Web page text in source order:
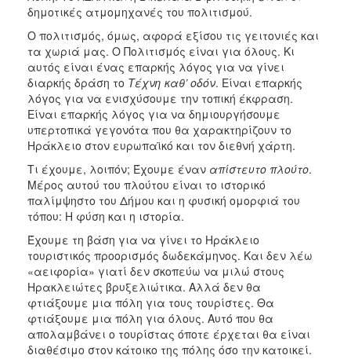
δημοτικές ατμομηχανές του πολιτισμού.
Ο πολιτισμός, όμως, αφορά εξίσου τις γειτονιές και
τα χωριά μας. Ο Πολιτισμός είναι για όλους. Κι
αυτός είναι ένας επαρκής λόγος για να γίνει
διαρκής δράση το Τέχνη καθ’ οδόν. Είναι επαρκής
λόγος για να ενισχύσουμε την τοπική έκφραση.
Είναι επαρκής λόγος για να δημιουργήσουμε
υπερτοπικά γεγονότα που θα χαρακτηρίζουν το
Ηράκλειο στον ευρωπαϊκό και τον διεθνή χάρτη.
Τι έχουμε, λοιπόν; Έχουμε έναν απίστευτο πλούτο.
Μέρος αυτού του πλούτου είναι το ιστορικό
παλίμψηστο του Δήμου και η φυσική ομορφιά του
τόπου: Η φύση και η ιστορία.
Έχουμε τη βάση για να γίνει το Ηράκλειο
τουριστικός προορισμός δωδεκάμηνος. Και δεν λέω
«αειφορία» γιατί δεν σκοπεύω να μιλώ στους
Ηρακλειώτες βρυξελιώτικα. Αλλά δεν θα
φτιάξουμε μια πόλη για τους τουρίστες. Θα
φτιάξουμε μια πόλη για όλους. Αυτό που θα
απολαμβάνει ο τουρίστας όποτε έρχεται θα είναι
διαθέσιμο στον κάτοικο της πόλης όσο την κατοικεί.